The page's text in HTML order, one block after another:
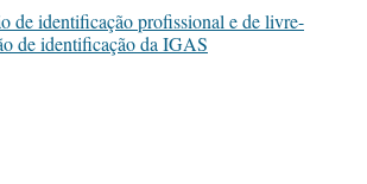
de identificação profissional e de livre-
de identificação da IGAS